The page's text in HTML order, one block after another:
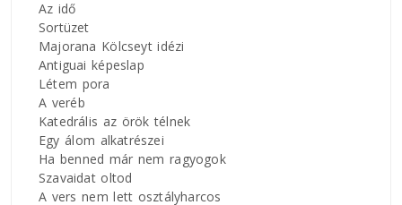
Az idő
Sortüzet
Majorana Kölcseyt idézi
Antiguai képeslap
Létem pora
A veréb
Katedrális az örök télnek
Egy álom alkatrészei
Ha benned már nem ragyogok
Szavaidat oltod
A vers nem lett osztályharcos